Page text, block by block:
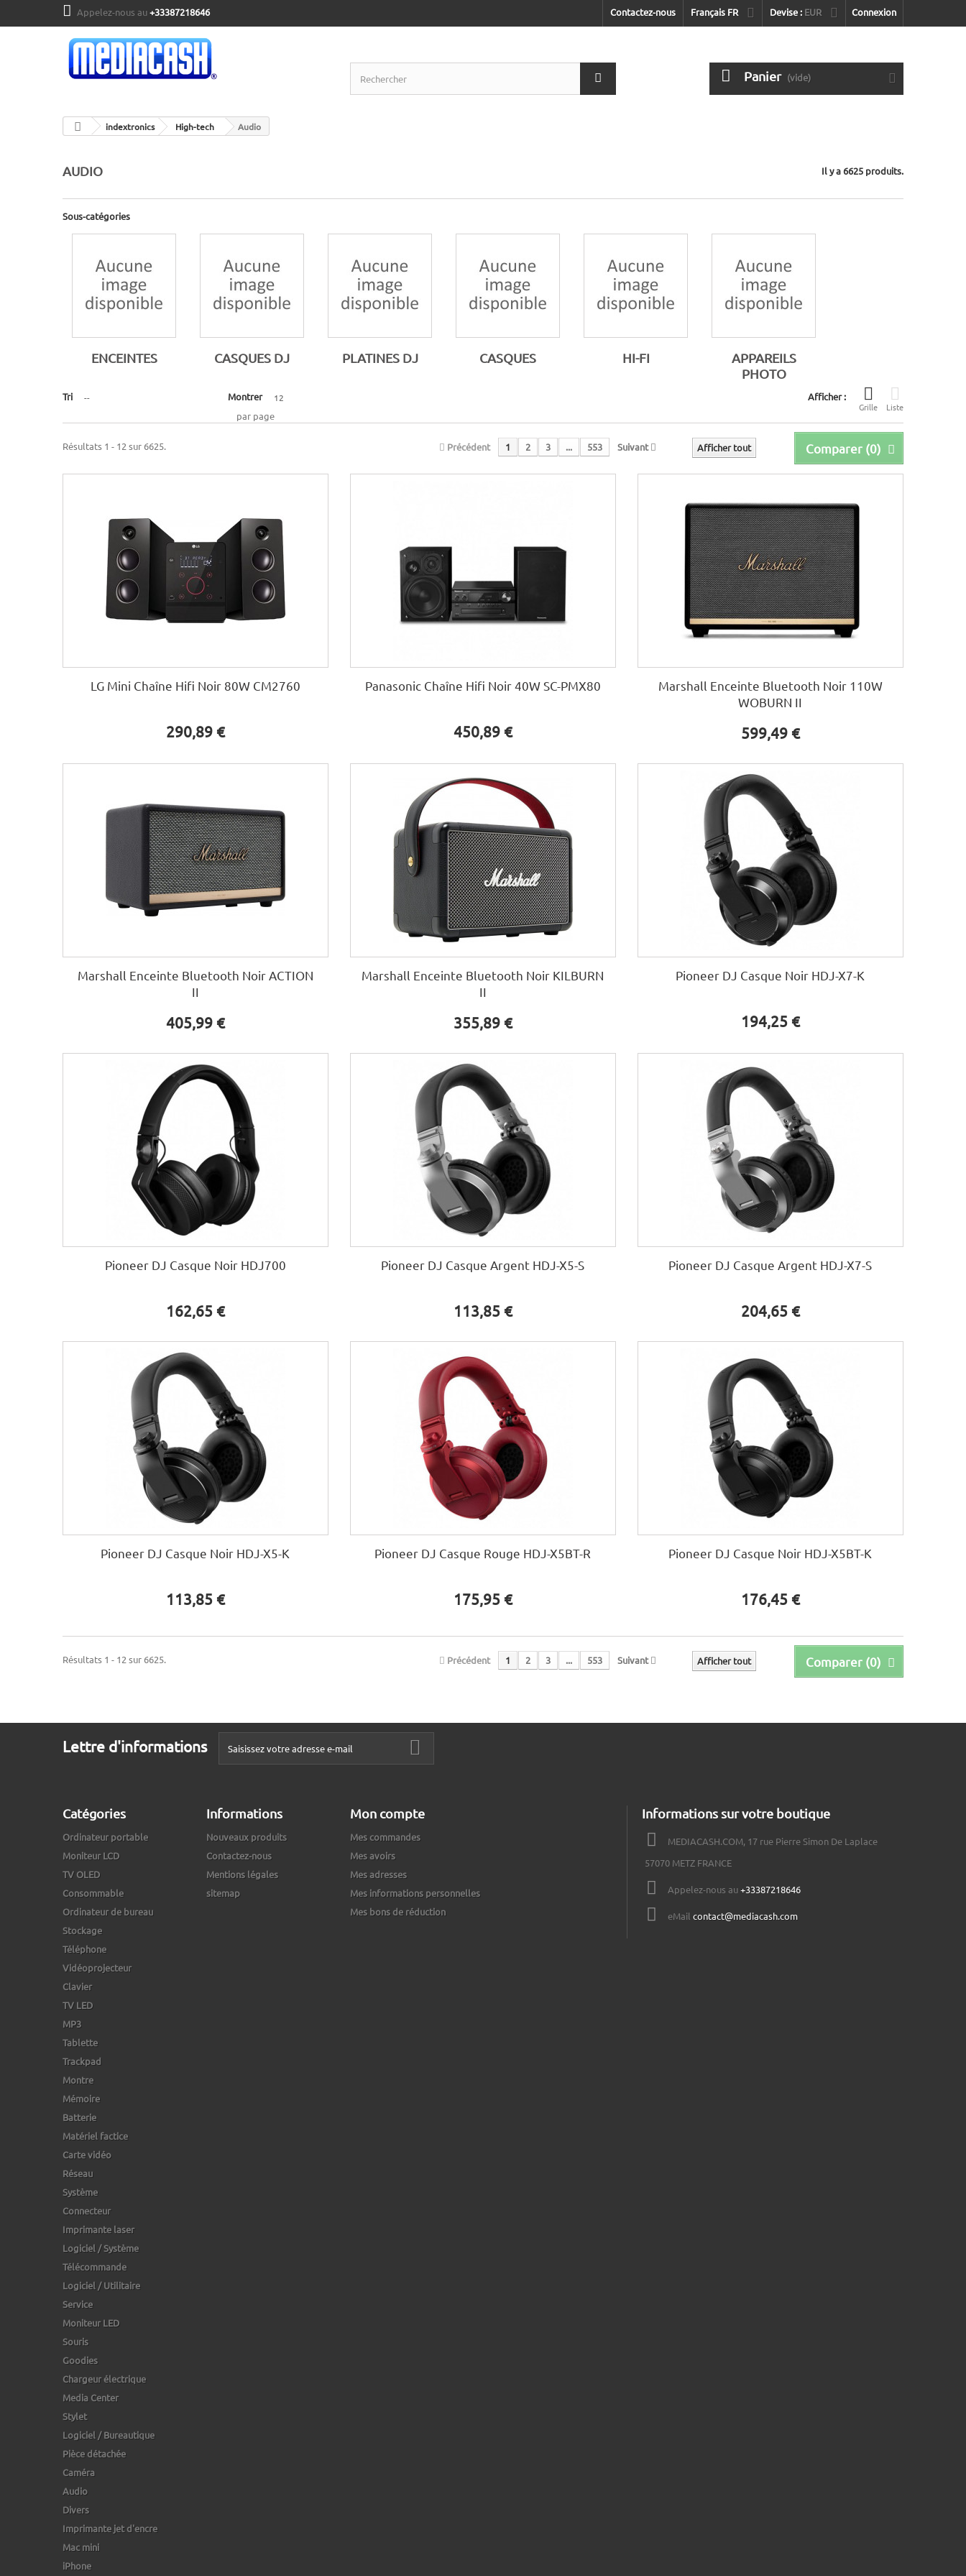
Connexion
Devise : EUR
Français FR
Contactez-nous
Appelez-nous au+33387218646
Panier (vide)
indextronics High-tech Audio
AUDIO Il y a 6625 produits.
Sous-catégories
ENCEINTES CASQUES DJ PLATINES DJ CASQUES HI-FI
APPAREILS
PHOTO
Afficher :
Grille Liste
Tri -- Montrer 12
par page
Comparer (0)
Afficher tout
Précédent 1 2 3 ... 553 Suivant
Résultats 1 - 12 sur 6625.
LG Mini Chaîne Hifi Noir 80W CM2760
290,89 €
Panasonic Chaîne Hifi Noir 40W SC-PMX80
450,89 €
Marshall Enceinte Bluetooth Noir 110W
WOBURN II
599,49 €
Marshall Enceinte Bluetooth Noir ACTION
II
405,99 €
Marshall Enceinte Bluetooth Noir KILBURN
II
355,89 €
Pioneer DJ Casque Noir HDJ-X7-K
194,25 €
Pioneer DJ Casque Noir HDJ700
162,65 €
Pioneer DJ Casque Argent HDJ-X5-S
113,85 €
Pioneer DJ Casque Argent HDJ-X7-S
204,65 €
Pioneer DJ Casque Noir HDJ-X5-K
113,85 €
Pioneer DJ Casque Rouge HDJ-X5BT-R
175,95 €
Pioneer DJ Casque Noir HDJ-X5BT-K
176,45 €
Comparer (0)
Afficher tout
Précédent 1 2 3 ... 553 Suivant
Résultats 1 - 12 sur 6625.
Lettre d'informations
Catégories
Ordinateur portable
Moniteur LCD
TV OLED
Consommable
Ordinateur de bureau
Stockage
Téléphone
Vidéoprojecteur
Clavier
TV LED
MP3
Tablette
Trackpad
Montre
Mémoire
Batterie
Matériel factice
Carte vidéo
Réseau
Système
Connecteur
Imprimante laser
Logiciel / Système
Télécommande
Logiciel / Utilitaire
Service
Moniteur LED
Souris
Goodies
Chargeur électrique
Media Center
Stylet
Logiciel / Bureautique
Pièce détachée
Caméra
Audio
Divers
Imprimante jet d'encre
Mac mini
iPhone
Informations
Nouveaux produits
Contactez-nous
Mentions légales
sitemap
Mon compte
Mes commandes
Mes avoirs
Mes adresses
Mes informations personnelles
Mes bons de réduction
Informations sur votre boutique
MEDIACASH.COM, 17 rue Pierre Simon De Laplace
57070 METZ FRANCE
Appelez-nous au+33387218646
eMail contact@mediacash.com